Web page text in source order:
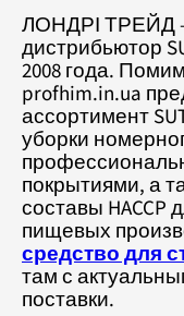
ЛОНДРІ ТРЕЙД
дистрибьютор
2008 года.
profhim.in.ua
ассортимент
уборки
покрытиями, а
составы HACCP
пищевых
средство для
там с
поставки.